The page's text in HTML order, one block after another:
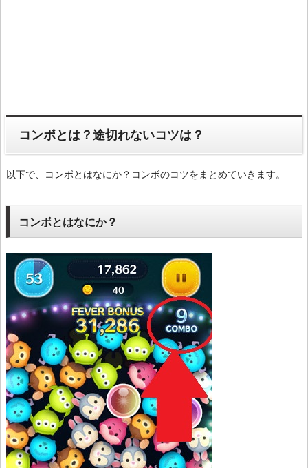
コンボとは？途切れないコツは？
以下で、コンボとはなにか？コンボのコツをまとめていきます。
コンボとはなにか？